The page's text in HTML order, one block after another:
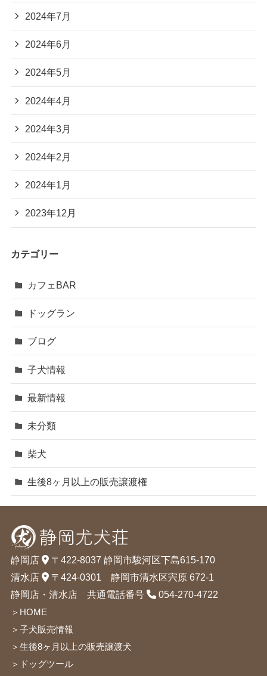
2024年7月
2024年6月
2024年5月
2024年4月
2024年3月
2024年2月
2024年1月
2023年12月
カテゴリー
カフェBAR
ドッグラン
ブログ
子犬情報
最新情報
未分類
柴犬
生後8ヶ月以上の販売譲渡権
静岡店
〒422-8037 静岡市駿河区下島615-170
清水店
〒424-0301 静岡市清水区宍原 672-1
静岡店・清水店 共通電話番号
054-270-4722
＞HOME
＞子犬販売情報
＞生後8ヶ月以上の販売譲渡犬
＞ドッグツール